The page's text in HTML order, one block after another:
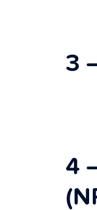
3
4